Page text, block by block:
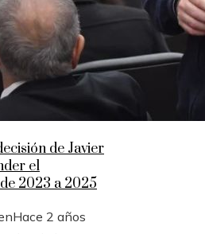
de Javier
el
2023 a 2025
Hace 2 años